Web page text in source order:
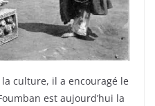
culture, il a encouragé le
est aujourd’hui la